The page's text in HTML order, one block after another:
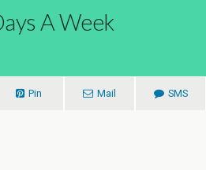
A Week
Pin Mail SMS